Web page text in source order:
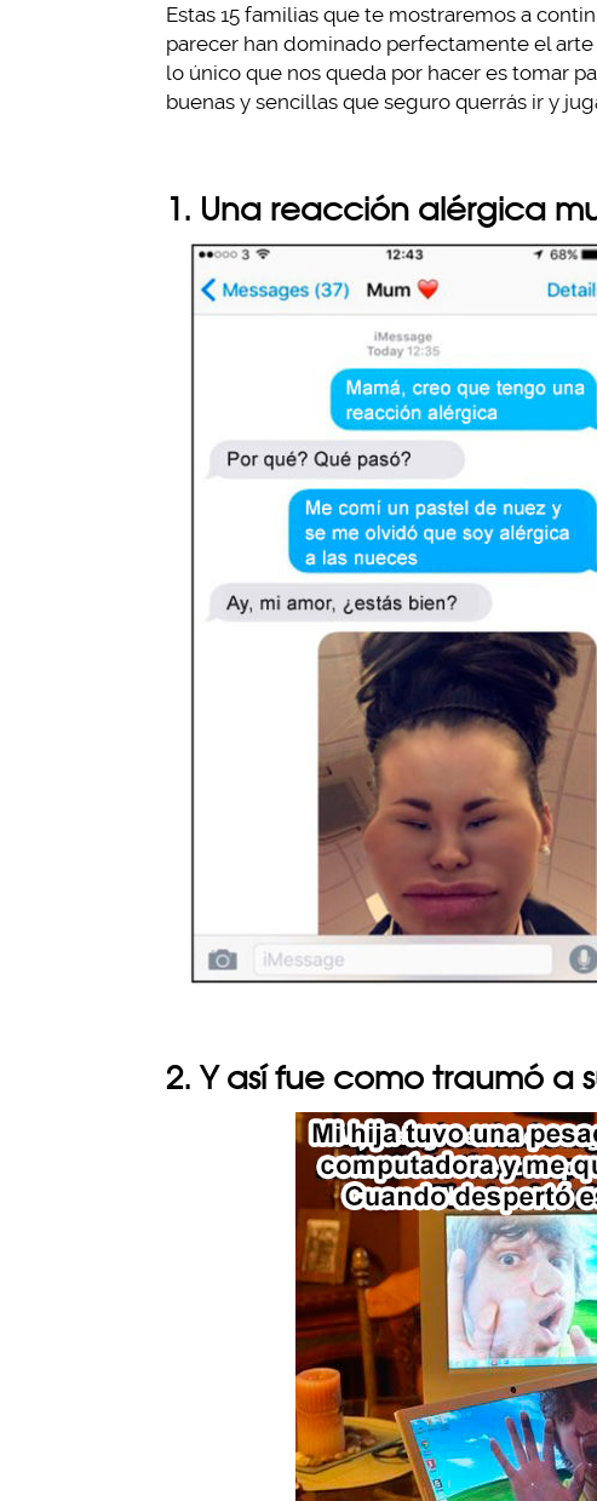
Estas 15 familias que te mostraremos a
parecer han dominado perfectamente el
lo único que nos queda por hacer es tomar
buenas y sencillas que seguro querrás ir y
1. Una reacción alérgica
2. Y así fue como traumó a